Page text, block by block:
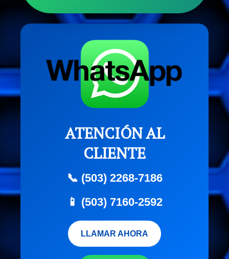
ATENCIÓN AL
CLIENTE
📞 (503) 2268-7186
📱 (503) 7160-2592
LLAMAR AHORA